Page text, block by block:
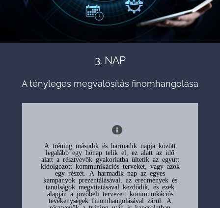
3. NAP
A tényleges megvalósítás finomhangolása
A tréning második és harmadik napja között
legalább egy hónap telik el, ez alatt az idő
alatt a résztvevők gyakorlatba ültetik az együtt
kidolgozott kommunikációs terveket, vagy azok
egy részét. A harmadik nap az egyes
kampányok prezentálásával, az eredmények és
tanulságok megvitatásával kezdődik, és ezek
alapján a jövőbeli tervezett kommunikációs
tevékenységek finomhangolásával zárul. A